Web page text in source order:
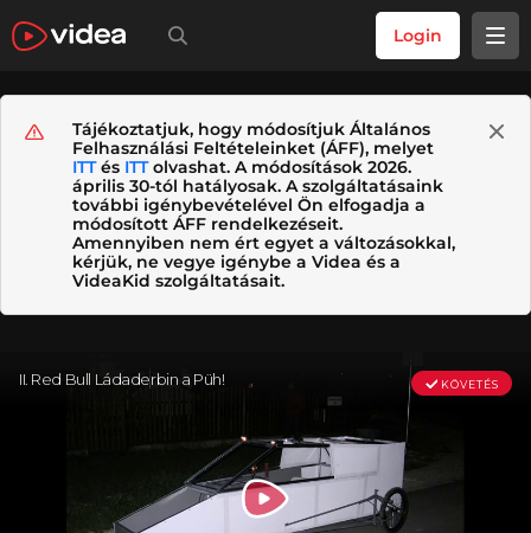
Login
Tájékoztatjuk, hogy módosítjuk Általános
Felhasználási Feltételeinket (ÁFF), melyet
ITTés ITTolvashat. A módosítások 2026.
április 30-tól hatályosak. A szolgáltatásaink
további igénybevételével Ön elfogadja a
módosított ÁFF rendelkezéseit.
Amennyiben nem ért egyet a változásokkal,
kérjük, ne vegye igénybe a Videa és a
VideaKid szolgáltatásait.